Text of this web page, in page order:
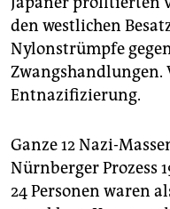
den westlichen
Nylonstrümpfe
Zwangshandlungen.
Entnazifizierung.
Ganze 12 Nazi-
Nürnberger Prozess
24 Personen waren